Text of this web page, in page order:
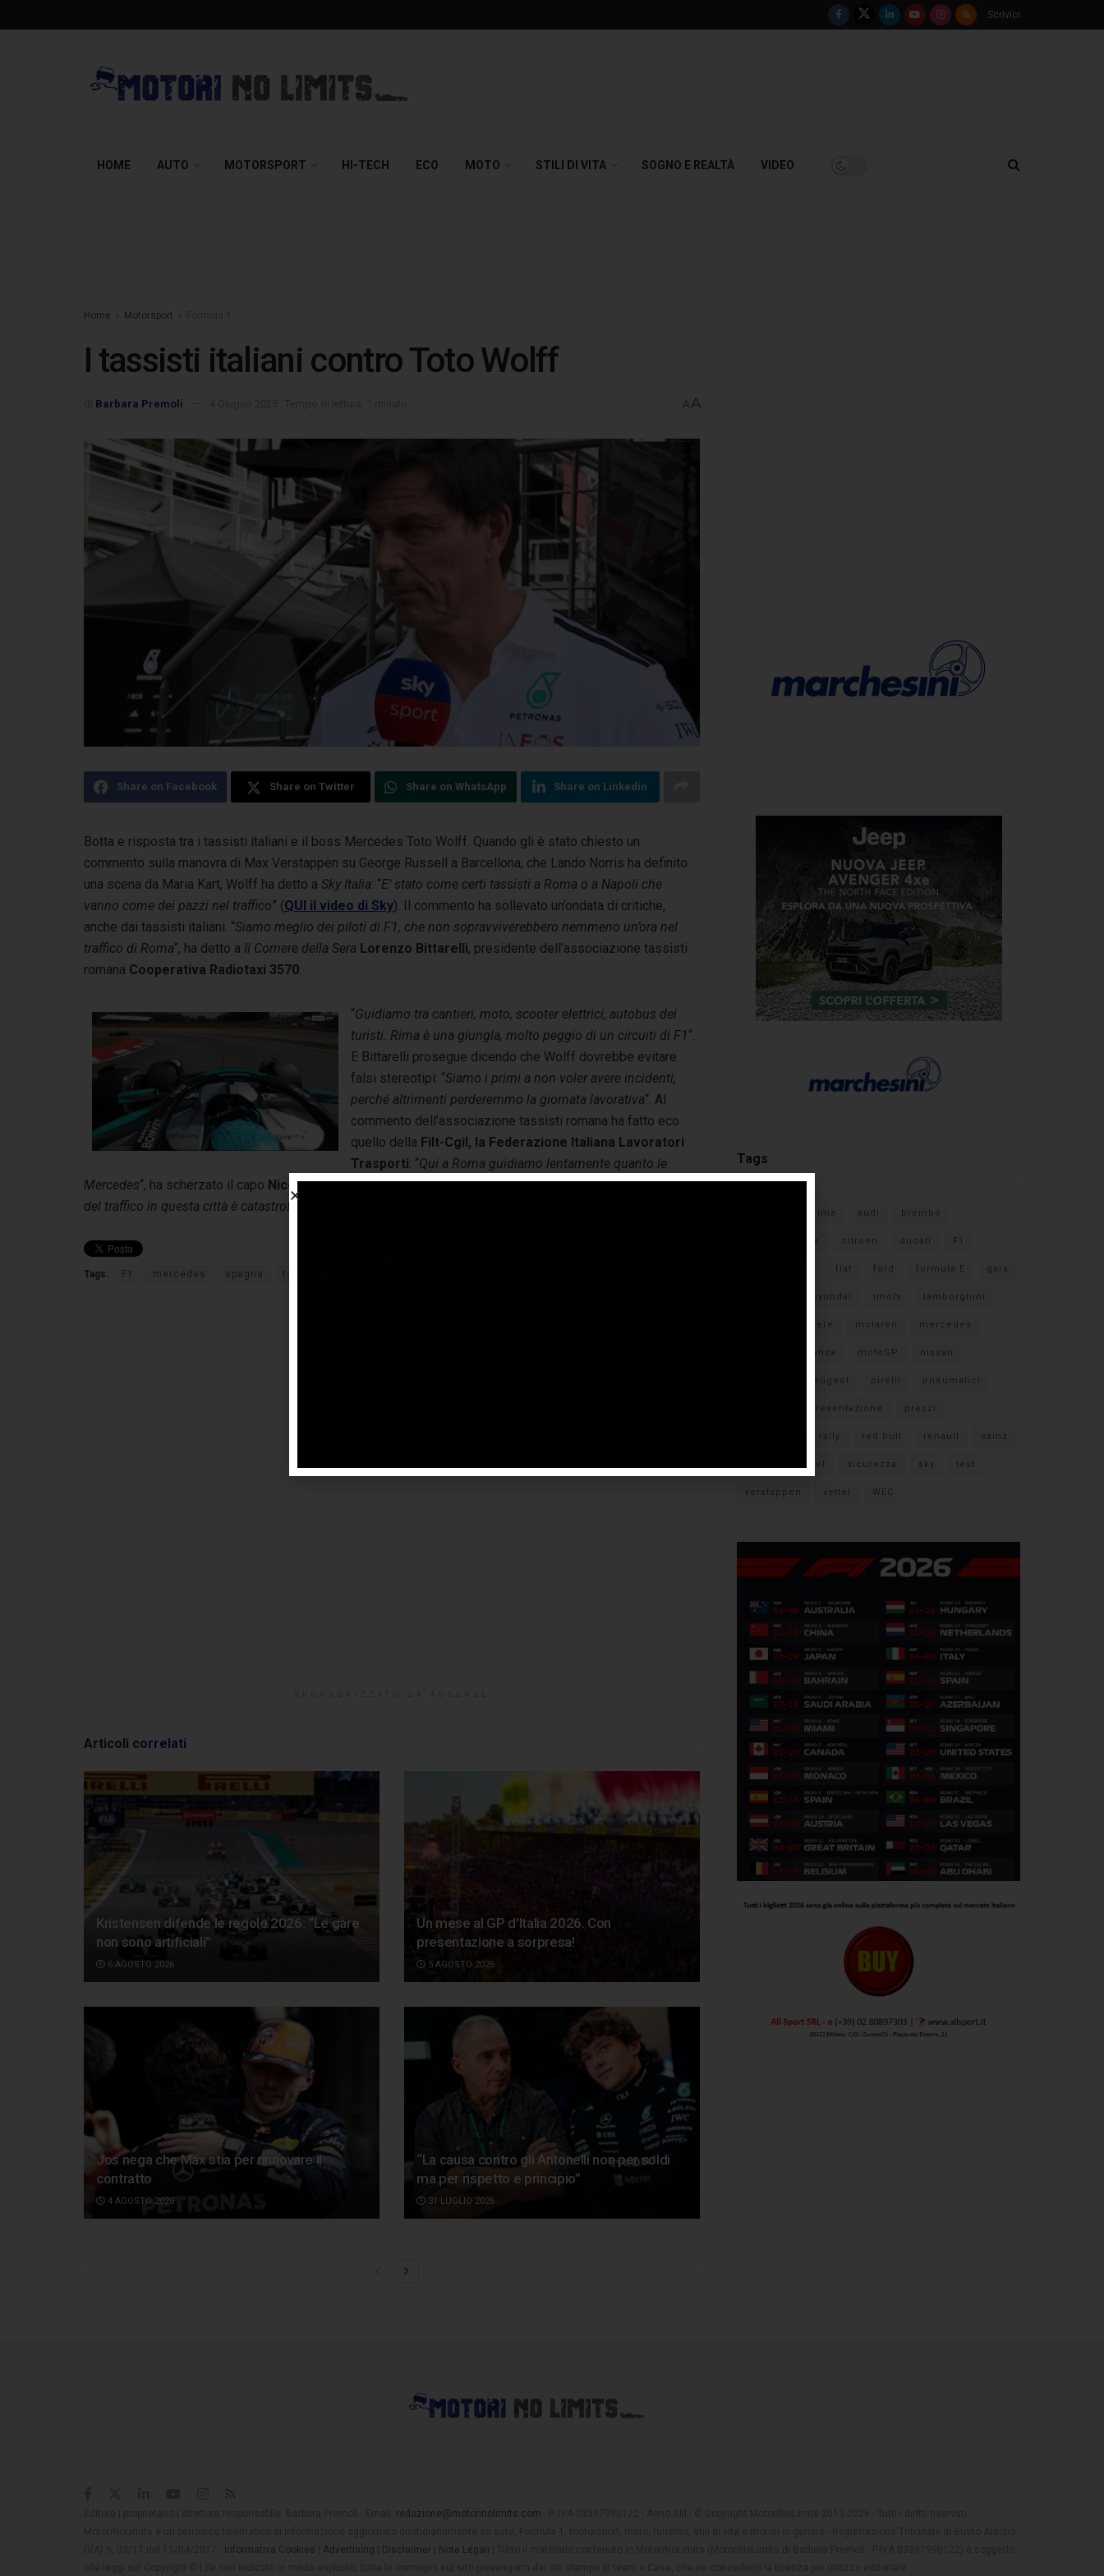
Scrivici
HOME AUTO MOTORSPORT HI-TECH ECO MOTO STILI DI VITA SOGNO E REALTÀ VIDEO
Home Motorsport
I tassisti italiani contro Toto Wolff
Barbara Premoli A A
Share on Facebook Share on Twitter Share on WhatsApp Share on Linkedin
Botta e risposta tra i tassisti italiani e il boss Mercedes Toto Wolff. Quando gli è stato chiesto un
commento sulla manovra di Max Verstappen su George Russell a Barcellona, che Lando Norris ha definito
una scena da Maria Kart, Wolff ha detto a Sky Italia: “E’ stato come certi tassisti a Roma o a Napoli che
vanno come dei pazzi nel traffico” (QUI il video di Sky). Il commento ha sollevato un’ondata di critiche,
anche dai tassisti italiani. “Siamo meglio dei piloti di F1, che non sopravviverebbero nemmeno un’ora nel
traffico di Roma“, ha detto a Il Corriere della Sera Lorenzo Bittarelli, presidente dell’associazione tassisti
romana Cooperativa Radiotaxi 3570
“Guidiamo tra cantieri, moto, scooter elettrici, autobus dei
turisti. Rima è una giungla, molto peggio di un circuiti di F1 “.
E Bittarelli prosegue dicendo che Wolff dovrebbe evitare
falsi stereotipi: “Siamo i primi a non voler avere incidenti,
perché altrimenti perderemmo la giornata lavorativa“. Al
commento dell’associazione tassisti romana ha fatto eco
quello della Filt-Cgil, la Federazione Italiana Lavoratori
Trasporti: “Qui a Roma guidiamo lentamente quanto le
Mercedes“, ha scherzato il capo Nicola di Giacobbe. “Siamo i guidatori più abili tra tutti. Ma la situazione
del traffico in questa città è catastrofica. Ci vogliono 30 minuti per fare due chilometri
Tags: F1 mercedes spagna tassisti
Articoli correlati
Kristensen difende le regole 2026: “Le gare
non sono artificiali”
6 AGOSTO 2026
Un mese al GP d’Italia 2026. Con
presentazione a sorpresa!
5 AGOSTO 2026
Jos nega che Max stia per rinnovare il
contratto
4 AGOSTO 2026
“La causa contro gli Antonelli non per soldi
ma per rispetto e principio”
31 LUGLIO 2026
Tags
anteprima audi brembo
caratteristiche citroen ducati F1
fiat ford formula E gara
hyundai imola lamborghini
libere mclaren mercedes
monza motoGP nissan
peugeot pirelli pneumatici
presentazione prezzi
rally red bull renault sainz
sebastian vettel sicurezza sky test
verstappen vettel WEC
redazione@motorinolimits.com
Informativa Cookies Advertising Disclaimer Note Legali